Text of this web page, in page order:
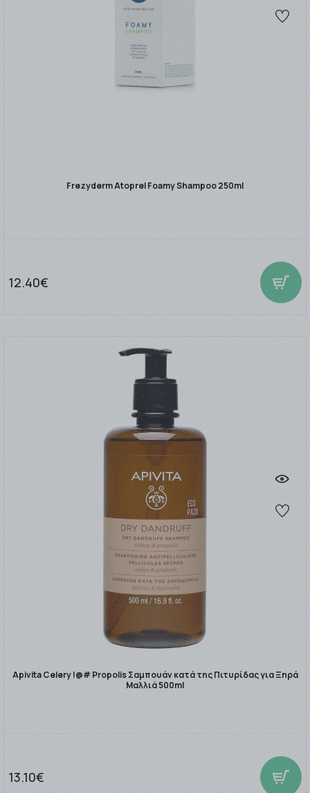
Frezyderm Atoprel Foamy Shampoo 250ml
12.40€
Apivita Celery !@# Propolis Σαμπουάν κατά της Πιτυρίδας για Ξηρά
Μαλλιά 500ml
13.10€